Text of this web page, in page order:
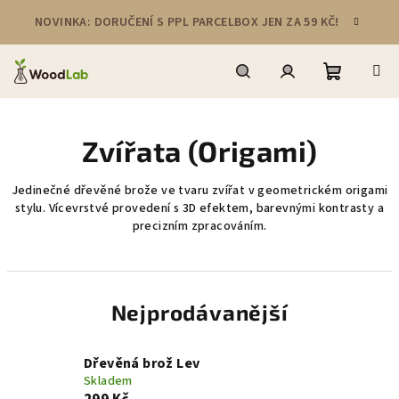
obsah
NOVINKA: DORUČENÍ S PPL PARCELBOX JEN ZA 59 KČ!
HledatPřihlášeníNákupní
Zvířata (Origami)
Jedinečné dřevěné brože ve tvaru zvířat v geometrickém origami
stylu. Vícevrstvé provedení s 3D efektem, barevnými kontrasty a
precizním zpracováním.
Nejprodávanější
Dřevěná brož Lev
Skladem